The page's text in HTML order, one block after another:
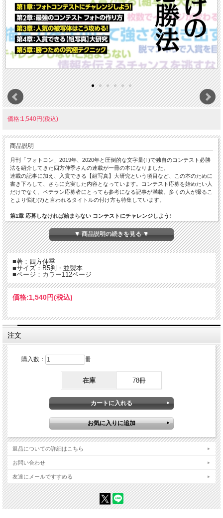
価格:1,540円(税込)
商品説明
月刊「フォトコン」2019年、2020年と圧倒的な文字量(! )で独自のコンテスト必勝
法を紹介してきた四方伸季さんの連載が一冊の本になりました。
連載の記事に加え、入賞できる【組写真】大研究という項目など、この本のために
書き下ろして、さらに充実した内容となっています。コンテスト応募を始めたい人
だけでなく、ベテラン応募者にとっても参考になる記事が満載。多くの人が撮るこ
とより悩む(?)と言われるタイトルの付け方も特集しています。
第1章 応募しなければ始まらない コンテストにチャレンジしよう!
Part1 応募方法を知ろう ―チャレンジしないと始まらない―
Part2 落選のススメ ―失敗から学ぶ大切さ―
Part3 「最強の写真」を目指す ―勝たなければ入選しない―
Part4 予測芸術と写真の神様 ―気まぐれな瞬間を逃さない―
Part6 アイドマの法則で戦略的に勝つ ―達人だけが知っている思考法―
第2章 最強のコンテスト フォトの作り方 誰にも教えたくない達人の極意
Part1 「構図」を極めて勝つ! ―収まりのよさで目を引く―
Part2 「視線誘導」で勝つ! ―審査員の心をつかむ―
Part5 アップサイクル写真術 ―今だから発掘できる過去のワタシ―
第3章 当たり前の写真では勝てない 人気の被写体はこう攻める!
Part1 祭り ―脱マンネリで入賞を目指す―
Part3 自然風景 ―光と構図を見極めて表現する―
第4章 面白いほど簡単に組むことができる! 入賞できる【組写真】大研究
Part2 何枚で組むのか ―枚数でイメージが変わる―
Part3 展開方法 ―基本形を知っておく―
第5章 すぐに効果が現れる! 勝つための究極テクニック
Part1 レンズの個性で撮る ―描写力を活かして強さを引き出す―
Part2 裏ワザで勝負する ―効果と表現意図があれば通用する―
Part3 魅せるプリントこそ入賞の最後の砦! ―審査員の印象度をアップする―
Part4 エプソンSC-PX1V で必勝プリントを「創る」!
Part5 「紙」を制して入賞を目指す! ―用紙にまでこだわる―
Part6 勝つタイトルで攻める ―審査員に伝える重要ポイント―
Part7 応募票にも勝機あり ―情報を伝えるチャンスを逃すな―
達人からのメッセージ
▼ 商品説明の続きを見る ▼
■著：四方伸季
■サイズ：B5判・並製本
■ページ：カラー112ページ
価格:1,540円(税込)
注文
購入数： 冊
在庫 78冊
返品についての詳細はこちら
お問い合わせ
友達にメールですすめる